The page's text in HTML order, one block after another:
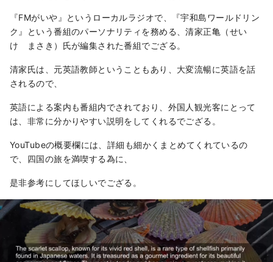
『FMがいや』というローカルラジオで、『宇和島ワールドリン
ク』という番組のパーソナリティを務める、清家正亀（せい
け まさき）氏が編集された番組でござる。
清家氏は、元英語教師ということもあり、大変流暢に英語を話
されるので、
英語による案内も番組内でされており、外国人観光客にとって
は、非常に分かりやすい説明をしてくれるでござる。
YouTubeの概要欄には、詳細も細かくまとめてくれているの
で、四国の旅を満喫する為に、
是非参考にしてほしいでござる。